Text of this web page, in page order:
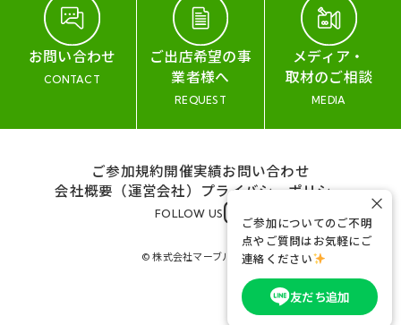
お問い合わせ
CONTACT
ご出店希望の事
業者様へ
REQUEST
メディア・
取材のご相談
MEDIA
ご参加規約開催実績お問い合わせ
会社概要（運営会社） プライバシーポリシー
FOLLOW US
© 株式会社マーブル&コー
ご参加についてのご不明
点やご質問はお気軽にご
連絡ください
友だち追加
×